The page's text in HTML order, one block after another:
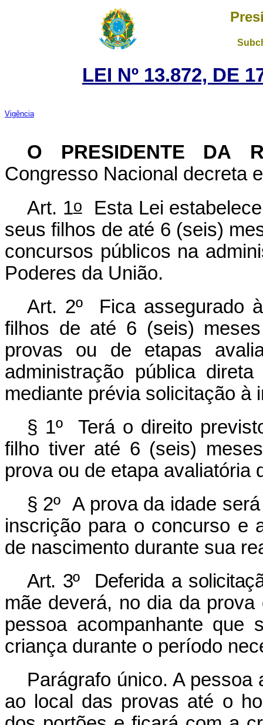
LEI Nº 13.872, DE
Vigência
O PRESIDENTE DA
Congresso Nacional decreta
Art. 1oEsta Lei estabelece
seus filhos de até 6 (seis)
concursos públicos na
Poderes da União.
Art. 2º Fica assegurado
filhos de até 6 (seis)
provas ou de etapas
administração pública
mediante prévia solicitação à
§ 1º Terá o direito
filho tiver até 6 (seis)
prova ou de etapa avaliatória
§ 2º A prova da idade
inscrição para o concurso e
de nascimento durante sua
Art. 3º Deferida a
mãe deverá, no dia da
pessoa acompanhante que
criança durante o período
Parágrafo único. A
ao local das provas até o